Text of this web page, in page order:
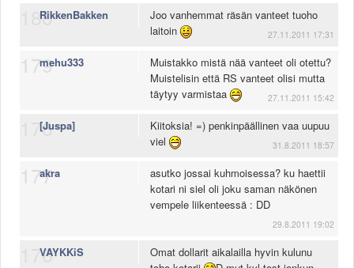
180
RikkenBakken
Joo vanhemmat räsän vanteet tuoho
laitoin
27.11.2011 17:31
179mehu333
Muistakko mistä nää vanteet oli otettu?
Muistelisin että RS vanteet olisi mutta
täytyy varmistaa
27.11.2011 15:42
178
[Juspa]
Kiitoksia! =) penkinpäällinen vaa uupuu
viel
31.8.2011 18:57
177
akra
asutko jossai kuhmoisessa? ku haettii
kotari ni siel oli joku saman näkönen
vempele liikenteessä : DD
29.8.2011 19:02
176
VAYKKiS
Omat dollarit aikalailla hyvin kulunu